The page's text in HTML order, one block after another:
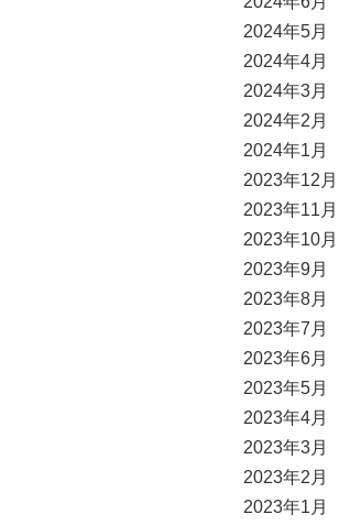
2024年5月
2024年4月
2024年3月
2024年2月
2024年1月
2023年12月
2023年11月
2023年10月
2023年9月
2023年8月
2023年7月
2023年6月
2023年5月
2023年4月
2023年3月
2023年2月
2023年1月